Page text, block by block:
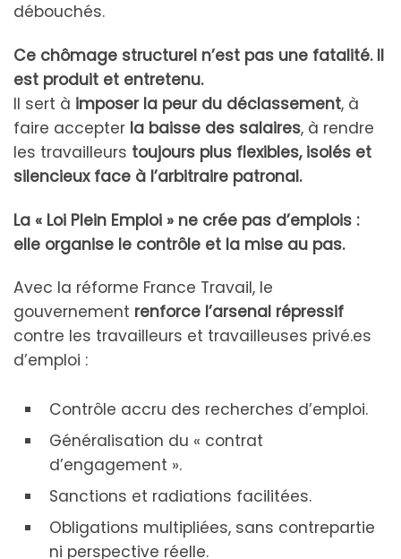
débouchés.
Ce chômage structurel n’est pas une fatalité. Il
est produit et entretenu.
Il sert à imposer la peur du déclassement, à
faire accepter la baisse des salaires, à rendre
les travailleurs toujours plus flexibles, isolés et
silencieux face à l’arbitraire patronal.
La « Loi Plein Emploi » ne crée pas d’emplois :
elle organise le contrôle et la mise au pas.
Avec la réforme France Travail, le
gouvernement renforce l’arsenal répressif
contre les travailleurs et travailleuses privé.es
d’emploi :
Contrôle accru des recherches d’emploi.
Généralisation du « contrat
d’engagement ».
Sanctions et radiations facilitées.
Obligations multipliées, sans contrepartie
ni perspective réelle.